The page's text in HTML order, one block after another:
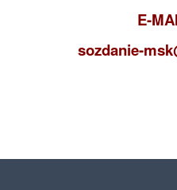
E-
sozdanie-